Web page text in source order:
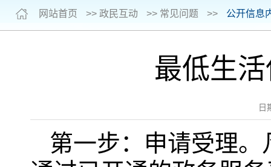
网站首页 >> 政民互动 >> 常见问题 >> 公开信息
最低生
日
第一步：申请受理